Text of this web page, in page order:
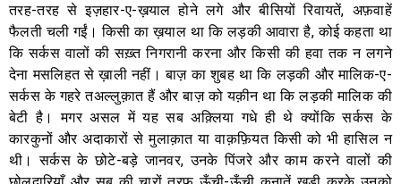
तरह-तरह से इज़हार-ए-ख़याल होने लगे और बीसियों रिवायतें, अफ़वाहें
फैलती चली गईं। किसी का ख़याल था कि लड़की आवारा है, कोई कहता था
कि सर्कस वालों की सख़्त निगरानी करना और किसी की हवा तक न लगने
देना मसलिहत से ख़ाली नहीं। बाज़ का शुबह था कि लड़की और मालिक-ए-
सर्कस के गहरे तअल्लुक़ात हैं और बाज़ को यक़ीन था कि लड़की मालिक की
बेटी है। मगर असल में यह सब अक़्लिया गधे ही थे क्योंकि सर्कस के
कारकुनों और अदाकारों से मुलाक़ात या वाक़फ़ियत किसी को भी हासिल न
थी। सर्कस के छोटे-बड़े जानवर, उनके पिंजरे और काम करने वालों की